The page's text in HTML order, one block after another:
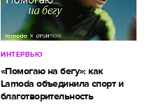
ИНТЕРВЬЮ
«Помогаю на бегу»: как
Lamoda объединила спорт и
благотворительность